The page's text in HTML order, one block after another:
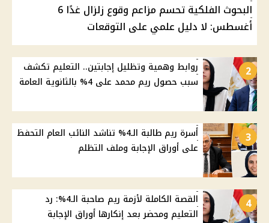
البحوث الفلكية تحسم مزاعم وقوع زلزال غدًا 6
أغسطس: لا دليل علمي على التوقعات
2
روابط وهمية وتظليل إجابتين.. التعليم تكشف
سبب حصول ريم محمد على 4% بالثانوية العامة
3
أسرة ريم طالبة الـ4% تناشد النائب العام التحفظ
على أوراق الإجابة وملف التظلم
4
القصة الكاملة لأزمة ريم صاحبة الـ4%: رد
التعليم ومحضر بعد إنكارها أوراق الإجابة